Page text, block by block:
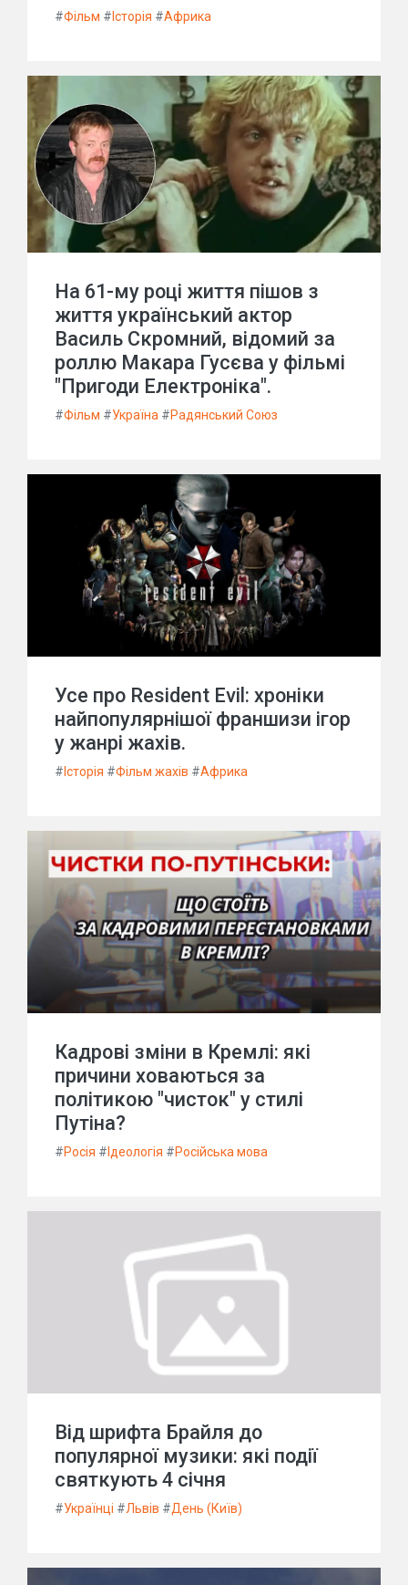
#Фільм # Історія #Африка
На 61-му році життя пішов з
життя український актор
Василь Скромний, відомий за
роллю Макара Гусєва у фільмі
"Пригоди Електроніка".
#Фільм #Україна #Радянський Союз
Усе про Resident Evil: хроніки
найпопулярнішої франшизи ігор
у жанрі жахів.
# Історія #Фільм жахів #Африка
Кадрові зміни в Кремлі: які
причини ховаються за
політикою "чисток" у стилі
Путіна?
#Росія # Ідеологія #Російська мова
Від шрифта Брайля до
популярної музики: які події
святкують 4 січня
#Українці #Львів #День (Київ)